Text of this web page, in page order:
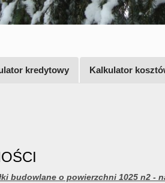
kredytowy Kalkulator
budowlane o powierzchni 1025 n2 -